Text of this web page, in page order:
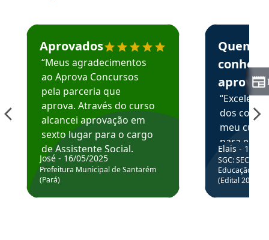
Estudante José recomenda o Aprova Concursos em
Aprovados
“Meus agradecimentos
ao Aprova Concursos
pela parceria que
aprova. Através do curso
alcancei aprovação em
sexto lugar para o cargo
de Assistente Social.
Hoje estou atuando na
Prefeitura de Santarém.
José - 16/05/2025
Prefeitura Municipal de Santarém
(Pará)
Estudante
Quem
aprova
dos
meu
para
colocar
através
de
Elais - 15/
SGC: SEC BA
Educação
(Edital